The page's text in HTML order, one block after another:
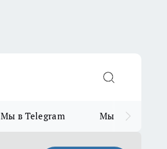
Мы в Telegram Мы в MAX